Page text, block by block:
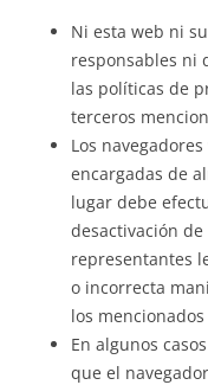
Ni esta web ni
responsables ni
las políticas de
terceros
Los
encargadas de
lugar debe
desactivación
representantes
o incorrecta
los
En algunos
que el